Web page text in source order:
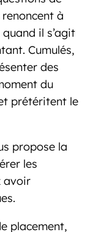
à
il s’agit
Cumulés,
des
du
prétéritent le
propose la
les
avoir
placement,